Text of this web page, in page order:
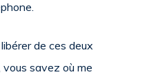
de ces deux
savez où me